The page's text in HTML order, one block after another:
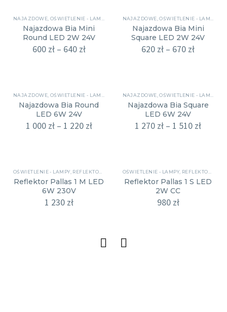
NAJAZDOWE, OŚWIETLENIE - LAMPY
Najazdowa Bia Mini
Round LED 2W 24V
600 zł – 640 zł
NAJAZDOWE,OŚWIETLENIE - LAMPY
Najazdowa Bia Mini
Square LED 2W 24V
620 zł – 670 zł
NAJAZDOWE, OŚWIETLENIE - LAMPY
Najazdowa Bia Round
LED 6W 24V
1 000 zł – 1 220 zł
NAJAZDOWE,OŚWIETLENIE - LAMPY
Najazdowa Bia Square
LED 6W 24V
1 270 zł – 1 510 zł
OŚWIETLENIE - LAMPY, REFLEKTORY
Reflektor Pallas 1 M LED
6W 230V
1 230 zł
OŚWIETLENIE - LAMPY, REFLEKTORY
Reflektor Pallas 1 S LED
2W CC
980 zł